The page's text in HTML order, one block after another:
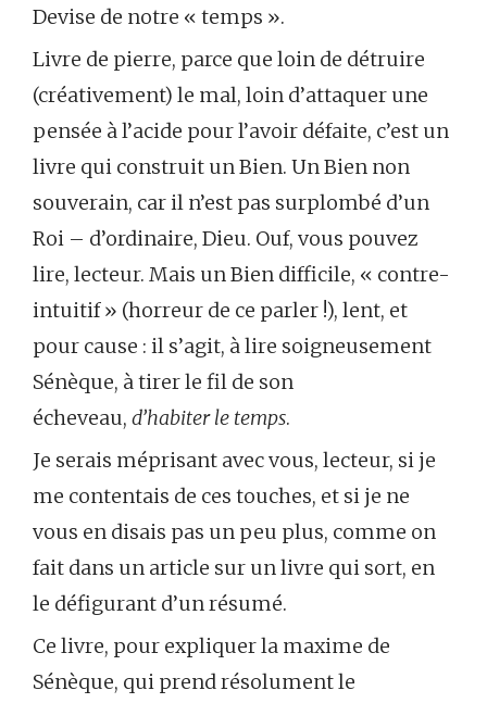
Devise de notre « temps ».
Livre de pierre, parce que loin de détruire
(créativement) le mal, loin d’attaquer une
pensée à l’acide pour l’avoir défaite, c’est un
livre qui construit un Bien. Un Bien non
souverain, car il n’est pas surplombé d’un
Roi – d’ordinaire, Dieu. Ouf, vous pouvez
lire, lecteur. Mais un Bien difficile, « contre-
intuitif » (horreur de ce parler !), lent, et
pour cause : il s’agit, à lire soigneusement
Sénèque, à tirer le fil de son
écheveau, d’habiter le temps.
Je serais méprisant avec vous, lecteur, si je
me contentais de ces touches, et si je ne
vous en disais pas un peu plus, comme on
fait dans un article sur un livre qui sort, en
le défigurant d’un résumé.
Ce livre, pour expliquer la maxime de
Sénèque, qui prend résolument le